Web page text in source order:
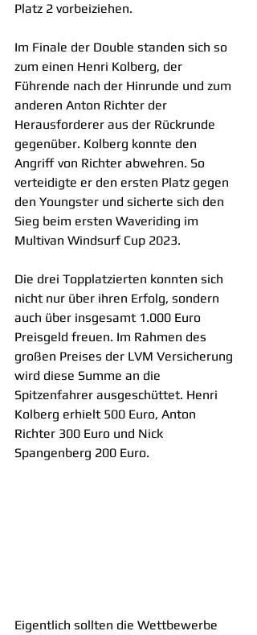
Platz 2 vorbeiziehen.
Im Finale der Double standen sich so
zum einen Henri Kolberg, der
Führende nach der Hinrunde und zum
anderen Anton Richter der
Herausforderer aus der Rückrunde
gegenüber. Kolberg konnte den
Angriff von Richter abwehren. So
verteidigte er den ersten Platz gegen
den Youngster und sicherte sich den
Sieg beim ersten Waveriding im
Multivan Windsurf Cup 2023.
Die drei Topplatzierten konnten sich
nicht nur über ihren Erfolg, sondern
auch über insgesamt 1.000 Euro
Preisgeld freuen. Im Rahmen des
großen Preises der LVM Versicherung
wird diese Summe an die
Spitzenfahrer ausgeschüttet. Henri
Kolberg erhielt 500 Euro, Anton
Richter 300 Euro und Nick
Spangenberg 200 Euro.
Eigentlich sollten die Wettbewerbe